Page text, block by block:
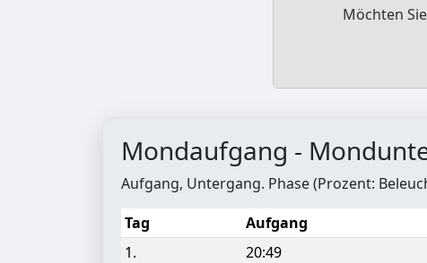
Möchten
Mondaufgang -
Aufgang, Untergang. Phase (Prozent:
Tag
Aufgang
1.
20:49